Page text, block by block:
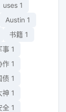
uses 1
Austin 1
书籍 1
事 1
作 1
债 1
神 1
全 1